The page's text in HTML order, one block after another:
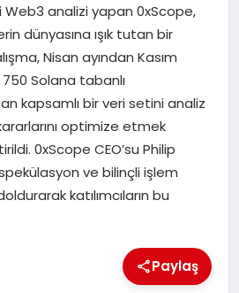
analizi yapan 0xScope,
dünyasına ışık tutan bir
Nisan ayından Kasım
Solana tabanlı
kapsamlı bir veri setini analiz
optimize etmek
0xScope CEO’su Philip
ve bilinçli işlem
katılımcıların bu
Paylaş